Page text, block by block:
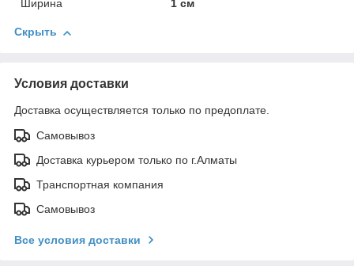
Ширина
1 см
Скрыть
Условия доставки
Доставка осуществляется только по предоплате.
Самовывоз
Доставка курьером только по г.Алматы
Транспортная компания
Самовывоз
Все условия доставки